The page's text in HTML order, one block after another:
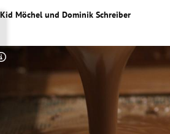
Untermenü
Untermenü
Untermenü
Kid Möchel und Dominik Schreiber
Copyright-Hinweis öffnen/schließen